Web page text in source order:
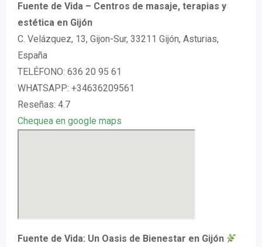
Fuente de Vida – Centros de masaje, terapias y
estética en Gijón
C. Velázquez, 13, Gijon-Sur, 33211 Gijón, Asturias,
España
TELÉFONO: 636 20 95 61
WHATSAPP: +34636209561
Reseñas: 4.7
Chequea en google maps
Fuente de Vida: Un Oasis de Bienestar en Gijón